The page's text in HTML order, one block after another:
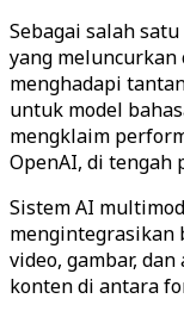
Sebagai salah
yang meluncurkan
menghadapi
untuk model
mengklaim
OpenAI, di tengah
Sistem AI
mengintegrasikan
video, gambar,
konten di antara